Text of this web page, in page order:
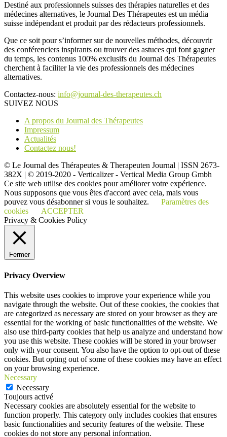
Destiné aux professionnels suisses des thérapies naturelles et des
médecines alternatives, le Journal Des Thérapeutes est un média
suisse indépendant et produit par des rédacteurs professionnels.
Que ce soit pour s’informer sur de nouvelles méthodes, découvrir
des conférenciers inspirants ou trouver des astuces qui font gagner
du temps, les contenus 100% exclusifs du Journal des Thérapeutes
cherchent à faciliter la vie des professionnels des médecines
alternatives.
Contactez-nous: info@journal-des-therapeutes.ch
SUIVEZ NOUS
A propos du Journal des Thérapeutes
Impressum
Actualités
Contactez nous!
© Le Journal des Thérapeutes & Therapeuten Journal | ISSN 2673-
382X | © 2019-2020 - Verticalizer - Vertical Media Group Gmbh
Ce site web utilise des cookies pour améliorer votre expérience.
Nous supposons que vous êtes d'accord avec cela, mais vous
pouvez vous désabonner si vous le souhaitez.
Paramètres des
cookies
ACCEPTER
Privacy & Cookies Policy
Fermer
Privacy Overview
This website uses cookies to improve your experience while you
navigate through the website. Out of these cookies, the cookies that
are categorized as necessary are stored on your browser as they are
essential for the working of basic functionalities of the website. We
also use third-party cookies that help us analyze and understand how
you use this website. These cookies will be stored in your browser
only with your consent. You also have the option to opt-out of these
cookies. But opting out of some of these cookies may have an effect
on your browsing experience.
Necessary
Necessary
Toujours activé
Necessary cookies are absolutely essential for the website to
function properly. This category only includes cookies that ensures
basic functionalities and security features of the website. These
cookies do not store any personal information.